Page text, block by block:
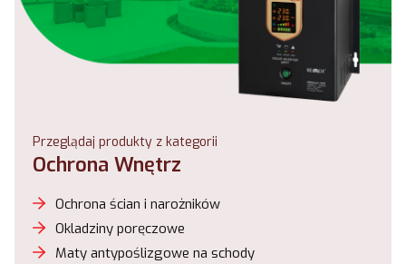
Przeglądaj produkty z kategorii
Ochrona Wnętrz
Ochrona ścian i narożników
Okladziny poręczowe
Maty antypoślizgowe na schody